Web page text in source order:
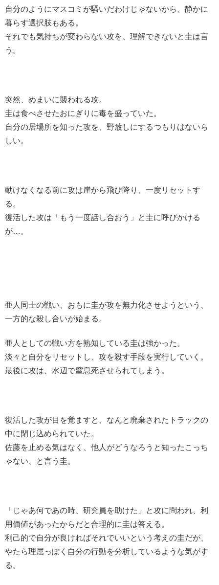
自分のようにマスコミが騒いだわけじゃないから、静かに
暮らす選択肢もある。
それでも気持ちが変わらない攻を、理解できないと圭は言
う。
突然、めまいに襲われる攻。
圭は食べさせたおにぎりに毒を盛っていた。
自分の居場所を知った攻を、野放しにするつもりはないら
しい。
動けなくなる前に攻は崖から飛び降り、一度リセットす
る。
復活した攻は「もう一度話し合おう」と圭に呼びかける
が…。
亜人同士の戦い、おもに圭が攻を無力化させようという、
一方的な殺し合いが始まる。
亜人としての戦い方を熟知している圭は強かった。
淡々と自分をリセットし、攻を殺す手段を実行していく。
最後に攻は、水辺で窒息死させられてしまう。
復活した攻が目を覚ますと、なんと廃棄されたトラックの
中に閉じ込められていた。
佐藤を止める気はなく、他人がどうなろうと知ったこっち
ゃない、と言う圭。
「じゃあ何であの時、研究員を助けた」と攻に問われ、利
用価値があったからだと合理的に圭は答える。
利己的で自分が良ければそれでいいという考えの圭だが、
やたら理屈っぽく自分の行動を分析しているような気がす
る。